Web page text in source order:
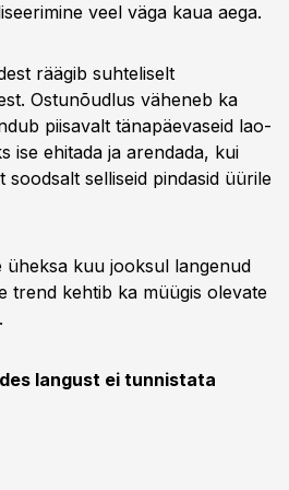
veel väga kaua aega.
räägib suhteliselt
Ostunõudlus väheneb ka
piisavalt tänapäevaseid lao-
ise ehitada ja arendada, kui
selliseid pindasid üürile
üheksa kuu jooksul langenud
trend kehtib ka müügis olevate
langust ei tunnistata